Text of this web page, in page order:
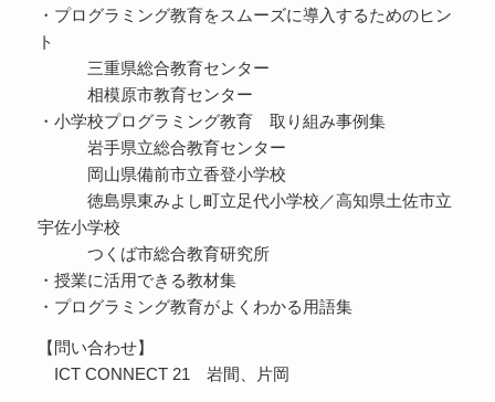
・プログラミング教育をスムーズに導入するためのヒン
ト
三重県総合教育センター
相模原市教育センター
・小学校プログラミング教育 取り組み事例集
岩手県立総合教育センター
岡山県備前市立香登小学校
徳島県東みよし町立足代小学校／高知県土佐市立
宇佐小学校
つくば市総合教育研究所
・授業に活用できる教材集
・プログラミング教育がよくわかる用語集
【問い合わせ】
ICT CONNECT 21 岩間、片岡